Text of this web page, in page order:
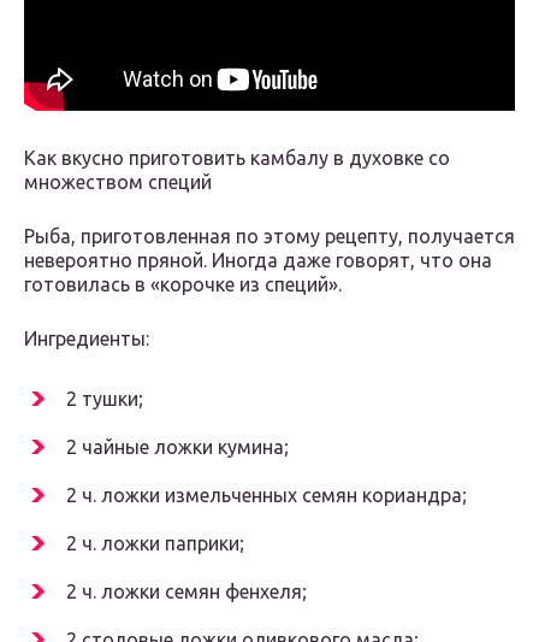
Как вкусно приготовить камбалу в духовке со
множеством специй
Рыба, приготовленная по этому рецепту, получается
невероятно пряной. Иногда даже говорят, что она
готовилась в «корочке из специй».
Ингредиенты:
2 тушки;
2 чайные ложки кумина;
2 ч. ложки измельченных семян кориандра;
2 ч. ложки паприки;
2 ч. ложки семян фенхеля;